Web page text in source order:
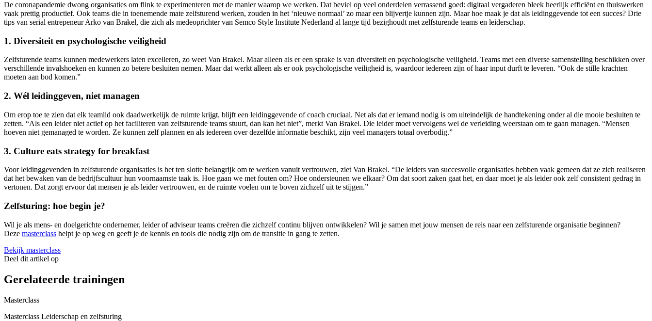
De coronapandemie dwong organisaties om flink te experimenteren met de manier waarop we werken. Dat beviel op veel onderdelen verrassend goed: digitaal vergaderen bleek heerlijk efficiënt en thuiswerken
vaak prettig productief. Ook teams die in toenemende mate zelfsturend werken, zouden in het ‘nieuwe normaal’ zo maar een blijvertje kunnen zijn. Maar hoe maak je dat als leidinggevende tot een succes? Drie
tips van serial entrepeneur Arko van Brakel, die zich als medeoprichter van Semco Style Institute Nederland al lange tijd bezighoudt met zelfsturende teams en leiderschap.
1. Diversiteit en psychologische veiligheid
Zelfsturende teams kunnen medewerkers laten excelleren, zo weet Van Brakel. Maar alleen als er een sprake is van diversiteit en psychologische veiligheid. Teams met een diverse samenstelling beschikken over
verschillende invalshoeken en kunnen zo betere besluiten nemen. Maar dat werkt alleen als er ook psychologische veiligheid is, waardoor iedereen zijn of haar input durft te leveren. “Ook de stille krachten
moeten aan bod komen.”
2. Wél leidinggeven, niet managen
Om erop toe te zien dat elk teamlid ook daadwerkelijk de ruimte krijgt, blijft een leidinggevende of coach cruciaal. Net als dat er iemand nodig is om uiteindelijk de handtekening onder al die mooie besluiten te
zetten. “Als een leider niet actief op het faciliteren van zelfsturende teams stuurt, dan kan het niet”, merkt Van Brakel. Die leider moet vervolgens wel de verleiding weerstaan om te gaan managen. “Mensen
hoeven niet gemanaged te worden. Ze kunnen zelf plannen en als iedereen over dezelfde informatie beschikt, zijn veel managers totaal overbodig.”
3. Culture eats strategy for breakfast
Voor leidinggevenden in zelfsturende organisaties is het ten slotte belangrijk om te werken vanuit vertrouwen, ziet Van Brakel. “De leiders van succesvolle organisaties hebben vaak gemeen dat ze zich realiseren
dat het bewaken van de bedrijfscultuur hun voornaamste taak is. Hoe gaan we met fouten om? Hoe ondersteunen we elkaar? Om dat soort zaken gaat het, en daar moet je als leider ook zelf consistent gedrag in
vertonen. Dat zorgt ervoor dat mensen je als leider vertrouwen, en de ruimte voelen om te boven zichzelf uit te stijgen.”
Zelfsturing: hoe begin je?
Wil je als mens- en doelgerichte ondernemer, leider of adviseur teams creëren die zichzelf continu blijven ontwikkelen? Wil je samen met jouw mensen de reis naar een zelfsturende organisatie beginnen?
Deze masterclass helpt je op weg en geeft je de kennis en tools die nodig zijn om de transitie in gang te zetten.
Bekijk masterclass
Deel dit artikel op
Gerelateerde trainingen
Masterclass
Masterclass Leiderschap en zelfsturing